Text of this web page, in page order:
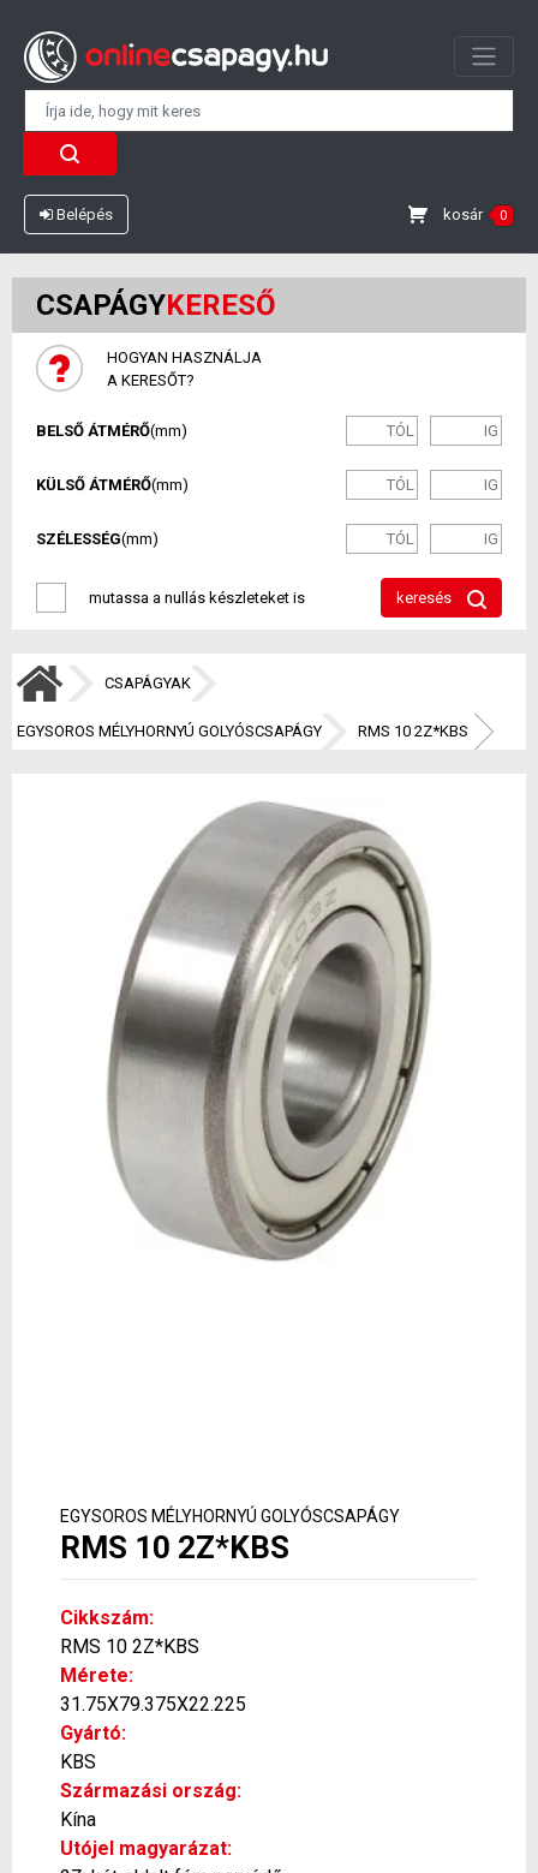
Belépés kosár 0
CSAPÁGYKERESŐ
HOGYAN HASZNÁLJA
A KERESŐT?
BELSŐ ÁTMÉRŐ(mm)
KÜLSŐ ÁTMÉRŐ(mm)
SZÉLESSÉG(mm)
mutassa a nullás készleteket is keresés
CSAPÁGYAK
EGYSOROS MÉLYHORNYÚ GOLYÓSCSAPÁGY RMS 10 2Z*KBS
EGYSOROS MÉLYHORNYÚ GOLYÓSCSAPÁGY
RMS 10 2Z*KBS
Cikkszám:
RMS 10 2Z*KBS
Mérete:
31.75X79.375X22.225
Gyártó:
KBS
Származási ország:
Kína
Utójel magyarázat: